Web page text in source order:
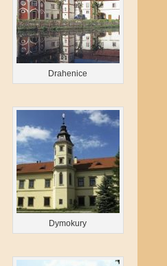
Drahenice
Dymokury